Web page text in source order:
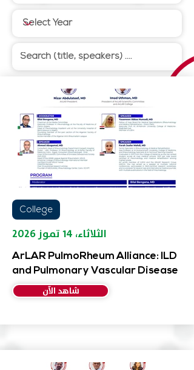
College
الثلاثاء، ١٤ تموز ٢٠٢٦
ArLAR PulmoRheum Alliance: ILD
and Pulmonary Vascular Disease
شاهد الآن